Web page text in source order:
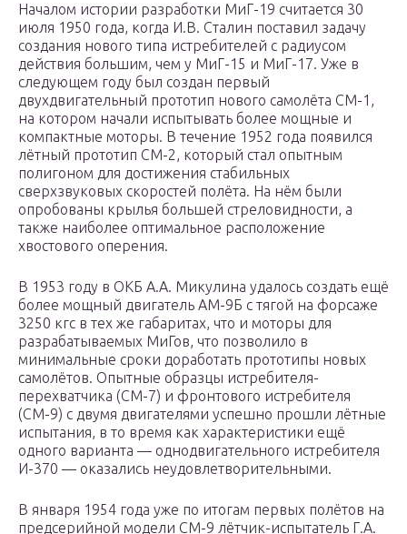
Началом истории разработки МиГ-19 считается 30
июля 1950 года, когда И.В. Сталин поставил задачу
создания нового типа истребителей с радиусом
действия большим, чем у МиГ-15 и МиГ-17. Уже в
следующем году был создан первый
двухдвигательный прототип нового самолёта СМ-1,
на котором начали испытывать более мощные и
компактные моторы. В течение 1952 года появился
лётный прототип СМ-2, который стал опытным
полигоном для достижения стабильных
сверхзвуковых скоростей полёта. На нём были
опробованы крылья большей стреловидности, а
также наиболее оптимальное расположение
хвостового оперения.
В 1953 году в ОКБ А.А. Микулина удалось создать ещё
более мощный двигатель АМ-9Б с тягой на форсаже
3250 кгс в тех же габаритах, что и моторы для
разрабатываемых МиГов, что позволило в
минимальные сроки доработать прототипы новых
самолётов. Опытные образцы истребителя-
перехватчика (СМ-7) и фронтового истребителя
(СМ-9) с двумя двигателями успешно прошли лётные
испытания, в то время как характеристики ещё
одного варианта — однодвигательного истребителя
И-370 — оказались неудовлетворительными.
В января 1954 года уже по итогам первых полётов на
предсерийной модели СМ-9 лётчик-испытатель Г.А.